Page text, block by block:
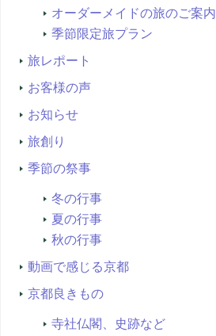
オーダーメイドの旅のご案内
季節限定旅プラン
旅レポート
お客様の声
お知らせ
旅創り
季節の祭事
冬の行事
夏の行事
秋の行事
動画で感じる京都
京都良きもの
寺社仏閣、史跡など